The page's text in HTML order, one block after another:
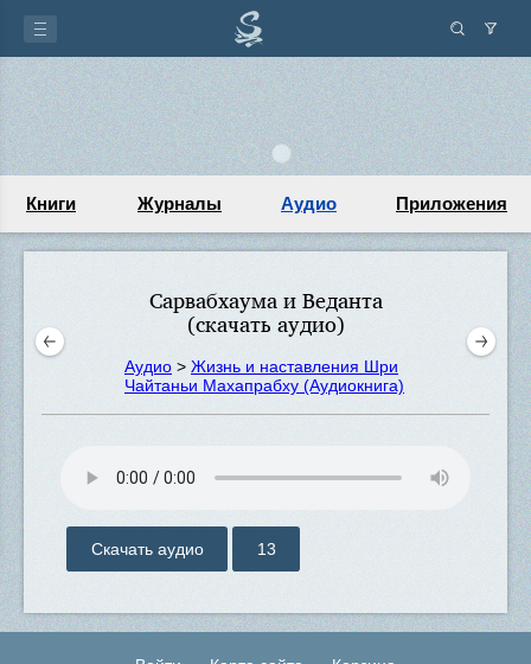
Книги Журналы Аудио Приложения
Сарвабхаума и Веданта
(скачать аудио)
Аудио > Жизнь и наставления Шри
Чайтаньи Махапрабху (Аудиокнига)
Скачать аудио 13